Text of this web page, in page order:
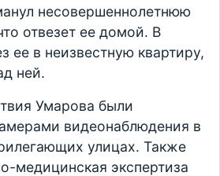
несовершеннолетнюю
отвезет ее домой. В
ее в неизвестную квартиру,
ней.
Умарова были
видеонаблюдения в
улицах. Также
медицинская экспертиза